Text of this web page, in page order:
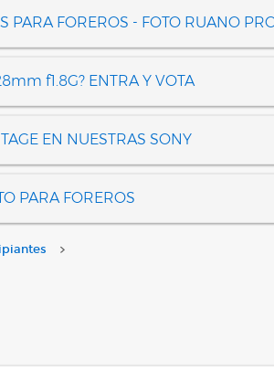
PARA FOREROS - FOTO RUANO
f1.8G? ENTRA Y VOTA
EN NUESTRAS SONY
PARA FOREROS